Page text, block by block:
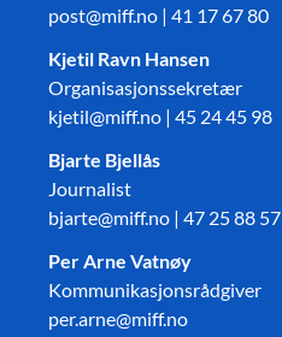
post@miff.no | 41 17 67 80
Kjetil Ravn Hansen
Organisasjonssekretær
kjetil@miff.no | 45 24 45 98
Bjarte Bjellås
Journalist
bjarte@miff.no | 47 25 88 57
Per Arne Vatnøy
Kommunikasjonsrådgiver
per.arne@miff.no